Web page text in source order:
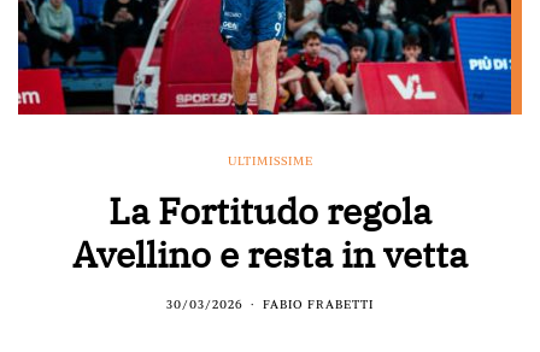
ULTIMISSIME
La Fortitudo regola
Avellino e resta in vetta
30/03/2026 FABIO FRABETTI